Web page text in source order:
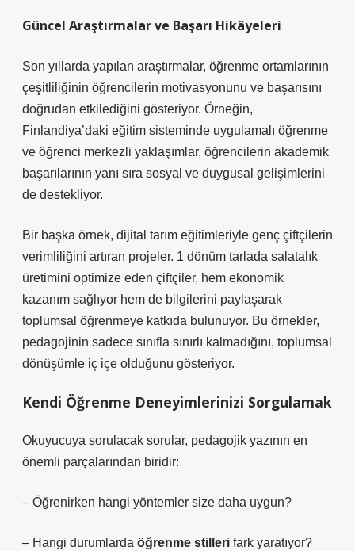
Güncel Araştırmalar ve Başarı Hikâyeleri
Son yıllarda yapılan araştırmalar, öğrenme ortamlarının
çeşitliliğinin öğrencilerin motivasyonunu ve başarısını
doğrudan etkilediğini gösteriyor. Örneğin,
Finlandiya’daki eğitim sisteminde uygulamalı öğrenme
ve öğrenci merkezli yaklaşımlar, öğrencilerin akademik
başarılarının yanı sıra sosyal ve duygusal gelişimlerini
de destekliyor.
Bir başka örnek, dijital tarım eğitimleriyle genç çiftçilerin
verimliliğini artıran projeler. 1 dönüm tarlada salatalık
üretimini optimize eden çiftçiler, hem ekonomik
kazanım sağlıyor hem de bilgilerini paylaşarak
toplumsal öğrenmeye katkıda bulunuyor. Bu örnekler,
pedagojinin sadece sınıfla sınırlı kalmadığını, toplumsal
dönüşümle iç içe olduğunu gösteriyor.
Kendi Öğrenme Deneyimlerinizi Sorgulamak
Okuyucuya sorulacak sorular, pedagojik yazının en
önemli parçalarından biridir:
– Öğrenirken hangi yöntemler size daha uygun?
– Hangi durumlarda öğrenme stilleri fark yaratıyor?